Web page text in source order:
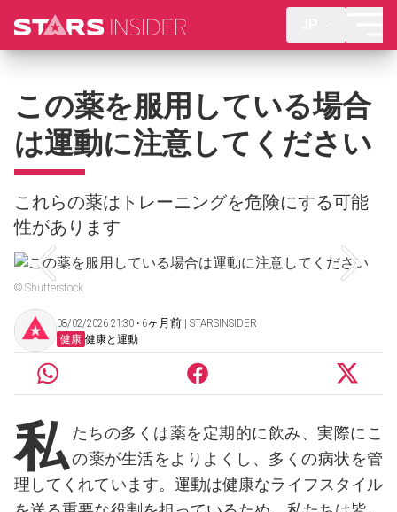
この薬を服用している場合
は運動に注意してください
これらの薬はトレーニングを危険にする可能
性があります
© Shutterstock
08/02/2026 21:30 ‧ 6ヶ月前 | STARSINSIDER
健康 健康と運動
私 たちの多くは薬を定期的に飲み、実際にこ
の薬が生活をよりよくし、多くの病状を管
理してくれています。運動は健康なライフスタイル